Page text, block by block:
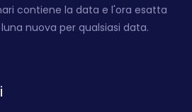
contiene la data e l'ora esatta
nuova per qualsiasi data.